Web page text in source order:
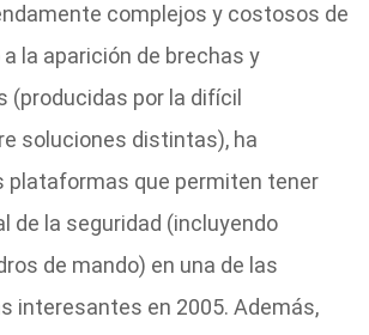
complejos y costosos de
la aparición de brechas y
(producidas por la difícil
soluciones distintas), ha
plataformas que permiten tener
de la seguridad (incluyendo
de mando) en una de las
interesantes en 2005. Además,